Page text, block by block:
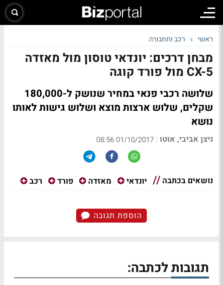
ראשי רכב ותחבורה
מבחן דרכים: יונדאי טוסון מול מאזדה
CX-5 מול פורד קוגה
שלושה רכבי פנאי במחיר שנושק ל-180,000
שקלים, שלוש ארצות מוצא ושלוש גישות לאותו
נושא
ניצן אביבי, אוטו |
01/10/2017 08:56
נושאים בכתבה יונדאי מאזדה פורד רכב
הוספת תגובה
תגובות לכתבה: